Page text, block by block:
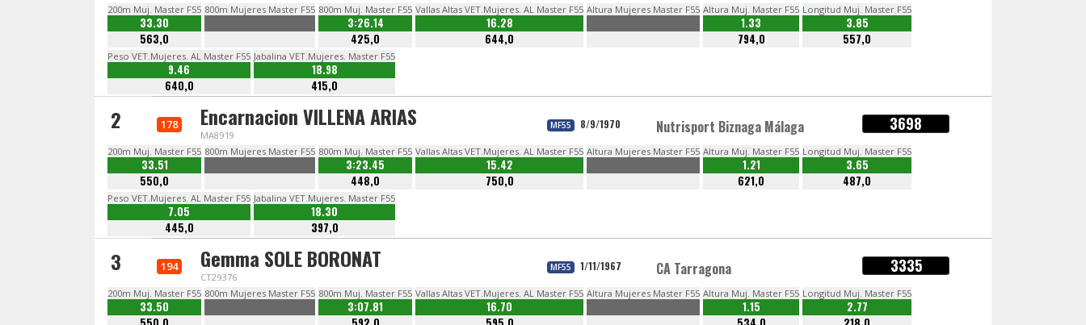
200m Muj. Master F55
33.30
563,0
800m Mujeres Master F55 800m Muj. Master F55
3:26.14
425,0
Vallas Altas VET.Mujeres. AL Master F55
16.28
644,0
Altura Mujeres Master F55 Altura Muj. Master F55
1.33
794,0
Longitud Muj. Master F55
3.85
557,0
Peso VET.Mujeres. AL Master F55
9.46
640,0
Jabalina VET.Mujeres. Master F55
18.98
415,0
2 178 Encarnacion VILLENA ARIAS
MA8919
MF55 8/9/1970 Nutrisport Biznaga Málaga 3698
200m Muj. Master F55
33.51
550,0
800m Mujeres Master F55 800m Muj. Master F55
3:23.45
448,0
Vallas Altas VET.Mujeres. AL Master F55
15.42
750,0
Altura Mujeres Master F55 Altura Muj. Master F55
1.21
621,0
Longitud Muj. Master F55
3.65
487,0
Peso VET.Mujeres. AL Master F55
7.05
445,0
Jabalina VET.Mujeres. Master F55
18.30
397,0
3 194 Gemma SOLE BORONAT
CT29376
MF55 1/11/1967 CA Tarragona 3335
200m Muj. Master F55
33.50
800m Mujeres Master F55 800m Muj. Master F55
3:07.81
Vallas Altas VET.Mujeres. AL Master F55
16.70
Altura Mujeres Master F55 Altura Muj. Master F55
1.15
Longitud Muj. Master F55
2.77